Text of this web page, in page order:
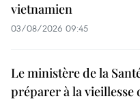
vietnamien
03/08/2026 09:45
Le ministère de la
préparer à la vieillesse